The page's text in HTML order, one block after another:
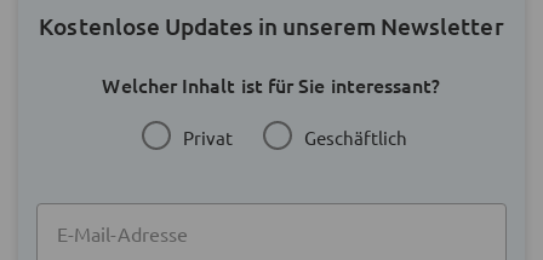
Kostenlose Updates in unserem Newsletter
Welcher Inhalt ist für Sie interessant?
Privat Geschäftlich